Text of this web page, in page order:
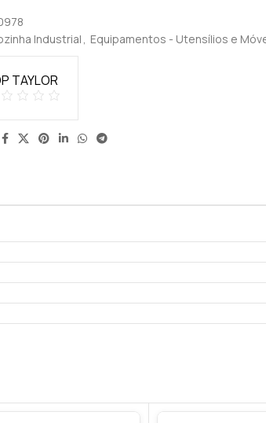
Industrial , Equipamentos - Utensílios e
TAYLOR